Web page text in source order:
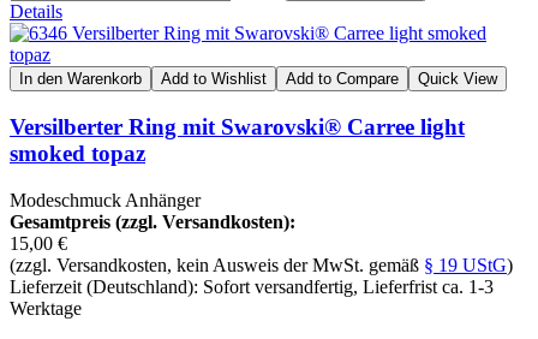
Details
In den Warenkorb Add to Wishlist Add to Compare Quick View
Versilberter Ring mit Swarovski® Carree light
smoked topaz
Modeschmuck Anhänger
Gesamtpreis (zzgl. Versandkosten):
15,00 €
(zzgl. Versandkosten, kein Ausweis der MwSt. gemäß § 19 UStG)
Lieferzeit (Deutschland): Sofort versandfertig, Lieferfrist ca. 1-3
Werktage